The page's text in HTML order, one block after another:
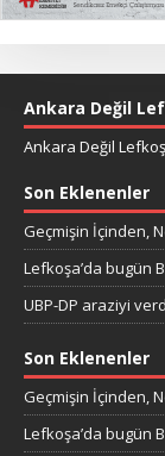
Ankara Değil
Ankara Değil
Son Eklenenler
Geçmişin İçinden,
Lefkoşa’da bugün
UBP-DP araziyi
Son Eklenenler
Geçmişin İçinden,
Lefkoşa’da bugün